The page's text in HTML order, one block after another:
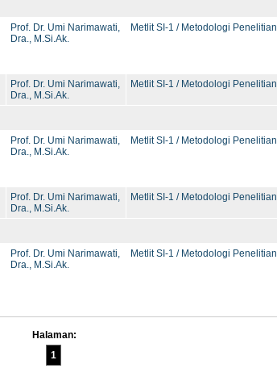
Prof. Dr. Umi Narimawati,
Dra., M.Si.Ak.
Metlit SI-1 / Metodologi Penelitian
Prof. Dr. Umi Narimawati,
Dra., M.Si.Ak.
Metlit SI-1 / Metodologi Penelitian
Prof. Dr. Umi Narimawati,
Dra., M.Si.Ak.
Metlit SI-1 / Metodologi Penelitian
Prof. Dr. Umi Narimawati,
Dra., M.Si.Ak.
Metlit SI-1 / Metodologi Penelitian
Prof. Dr. Umi Narimawati,
Dra., M.Si.Ak.
Metlit SI-1 / Metodologi Penelitian
Halaman:
1